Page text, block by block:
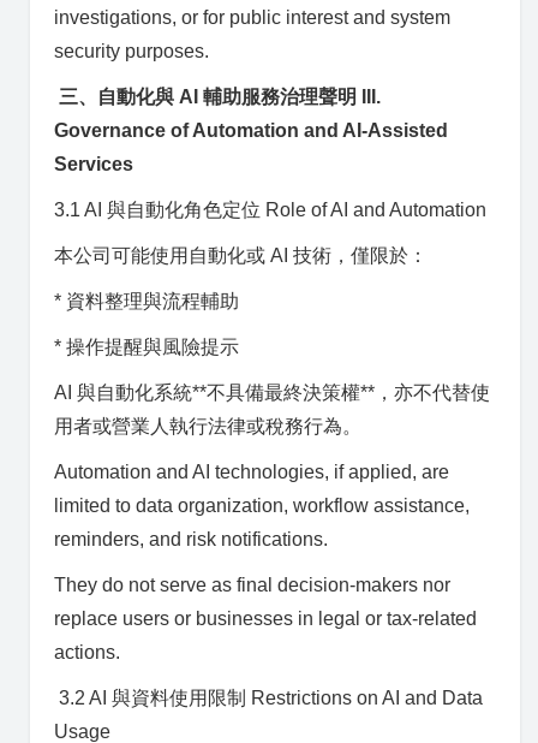
investigations, or for public interest and system
security purposes.
三、自動化與 AI 輔助服務治理聲明 III.
Governance of Automation and AI-Assisted
Services
3.1 AI 與自動化角色定位 Role of AI and Automation
本公司可能使用自動化或 AI 技術，僅限於：
* 資料整理與流程輔助
* 操作提醒與風險提示
AI 與自動化系統**不具備最終決策權**，亦不代替使
用者或營業人執行法律或稅務行為。
Automation and AI technologies, if applied, are
limited to data organization, workflow assistance,
reminders, and risk notifications.
They do not serve as final decision-makers nor
replace users or businesses in legal or tax-related
actions.
3.2 AI 與資料使用限制 Restrictions on AI and Data
Usage